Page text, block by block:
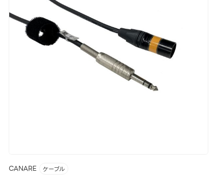
CANARE ケーブル